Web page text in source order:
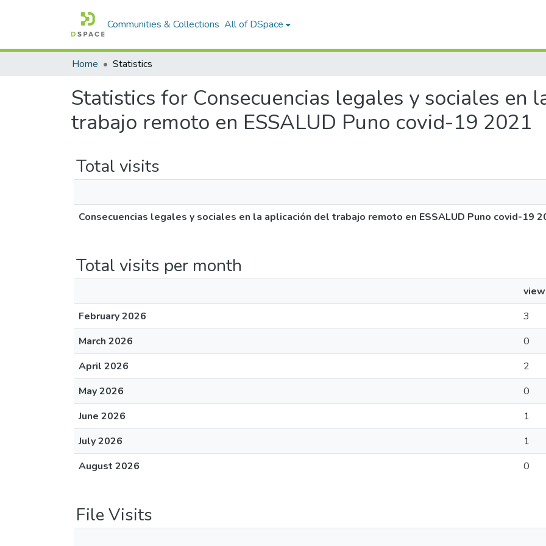
Communities & Collections All of DSpace
Home Statistics
Statistics for Consecuencias legales y sociales en
trabajo remoto en ESSALUD Puno covid-19 2021
Total visits
Consecuencias legales y sociales en la aplicación del trabajo remoto en ESSALUD Puno covid-19
Total visits per month
February 2026
3
March 2026
0
April 2026
2
May 2026
0
June 2026
1
July 2026
1
August 2026
0
File Visits